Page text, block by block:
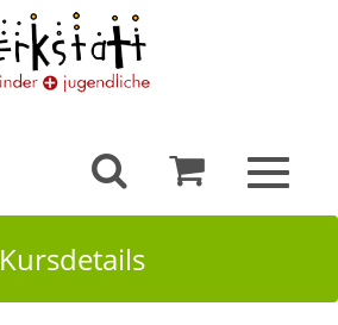
Toggle
Kursdetails